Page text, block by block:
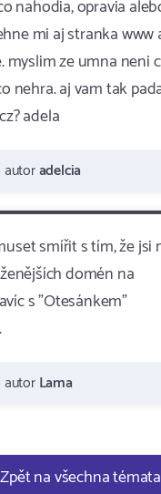
nahodia, opravia
mi aj stranka www
myslim ze umna neni
nehra. aj vam tak
adela
autoradelcia
smířit s tím, že jsi
domén na
s "Otesánkem"
autorLama
na všechna témata